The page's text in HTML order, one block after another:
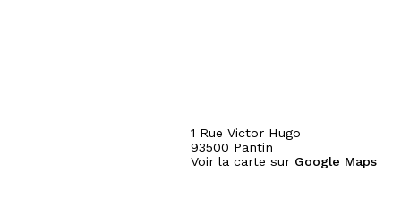
1 Rue Victor Hugo
93500 Pantin
Voir la carte sur Google Maps